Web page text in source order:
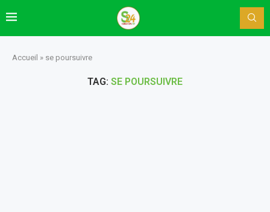
Accueil » se poursuivre
TAG: SE POURSUIVRE